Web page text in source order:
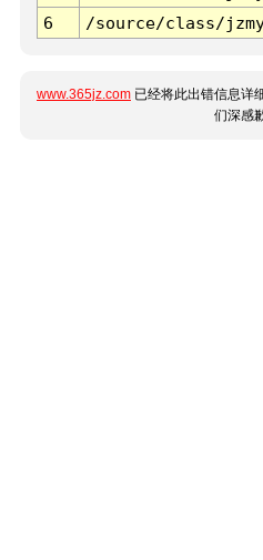
6
/source/class/
www.365jz.com 已经将此出错信息详
们深感